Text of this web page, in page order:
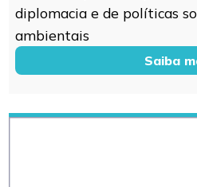
diplomacia e de políticas
ambientais
Saiba